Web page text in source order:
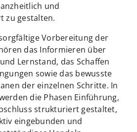
und
zu gestalten.
Vorbereitung der
das Informieren über
Lernstand, das Schaffen
sowie das bewusste
der einzelnen Schritte. In
die Phasen Einführung,
strukturiert gestaltet,
eingebunden und